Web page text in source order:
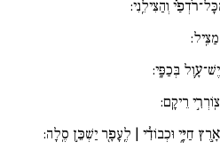
וְהַצִּילֵֽנִי:
בְּכַפָּֽי:
רֵיקָֽם:
חַיָּ֑י וּכְבוֹדִ֓י | לֶֽעָפָ֖ר יַשְׁכֵּ֣ן סֶֽלָה: